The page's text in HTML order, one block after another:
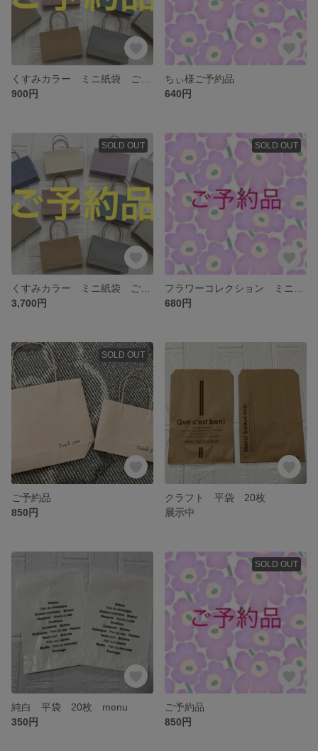
900円
ちぃ様ご予約品
640円
SOLD OUT
3,700円
SOLD OUT
680円
SOLD OUT
ご予約品
850円
クラフト 平袋 20枚
展示中
純白 平袋 20枚 menu
350円
SOLD OUT
ご予約品
850円